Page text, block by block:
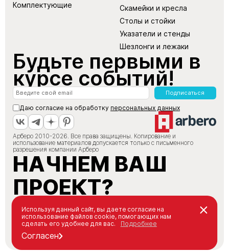
Комплектующие
Скамейки и кресла
Столы и стойки
Указатели и стенды
Шезлонги и лежаки
Будьте первыми в
курсе событий!
Подписаться
Даю согласие на обработку персональных данных
Арберо 2010-2026. Все права защищены. Копирование и
использование материалов допускается только с письменного
разрешения компании Арберо
НАЧНЕМ ВАШ
ПРОЕКТ?
+7 (495) 147-66-88
info@arbero.ru
Используя данный сайт, вы даете согласие на
использование файлов cookie, помогающих нам
сделать его удобнее для вас.
Подробнее
Согласен